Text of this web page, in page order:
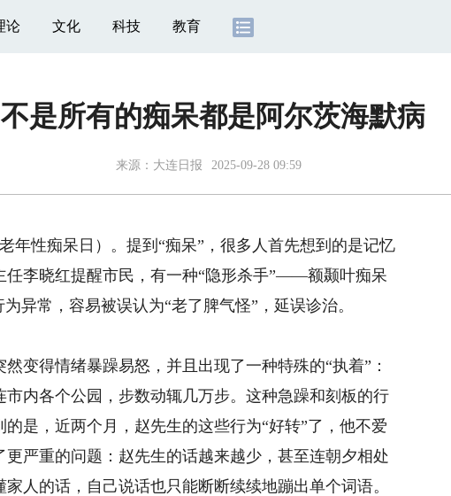
论 文化 科技 教育
不是所有的痴呆都是阿尔茨海默病
来源： 大连日报 2025-09-28 09:59
性痴呆日）。提到“痴呆”，很多人首先想到的是记忆
任李晓红提醒市民，有一种“隐形杀手”——额颞叶痴呆
异常，容易被误认为“老了脾气怪”，延误诊治。
得情绪暴躁易怒，并且出现了一种特殊的“执着”：
内各个公园，步数动辄几万步。这种急躁和刻板的行
是，近两个月，赵先生的这些行为“好转”了，他不爱
严重的问题：赵先生的话越来越少，甚至连朝夕相处
人的话，自己说话也只能断断续续地蹦出单个词语。